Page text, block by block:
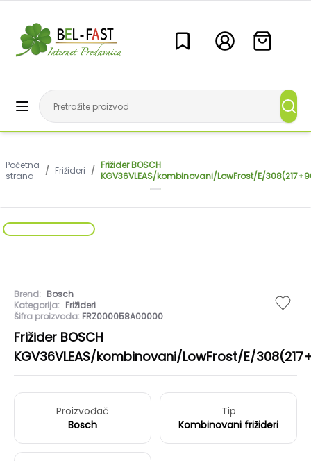
Početna
strana
/ Frižideri / Frižider BOSCH
KGV36VLEAS/kombinovani/LowFrost/E/
Brend: Bosch
Kategorija: Frižideri
Šifra proizvoda: FRZ000058A00000
Frižider BOSCH
KGV36VLEAS/kombinovani/LowFrost/E/
Proizvođač
Bosch
Tip
Kombinovani frižideri